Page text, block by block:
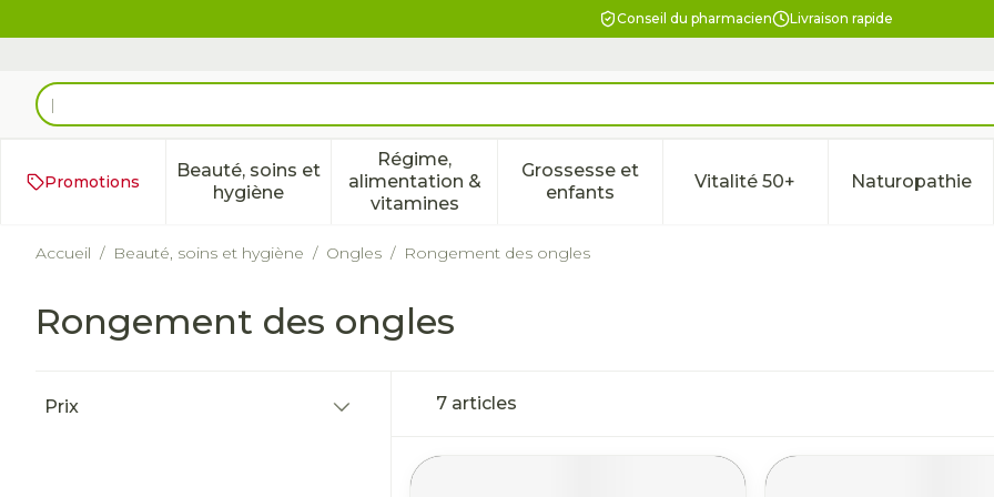
Conseil du pharmacien Livraison rapide
Rechercher
Promotions
Beauté, soins et
hygièneAfficher le sous-menu pour la catégorie Beauté, soins et hygiène
Régime,
alimentation &
vitamines
Afficher le sous-menu pour la catégorie Régime, alimentation &
Grossesse et
enfantsAfficher le sous-menu pour la catégorie
Vitalité 50+Afficher le sous-menu pour
Naturopathie
Afficher
Accueil / Beauté, soins et hygiène / Ongles / Rongement des ongles
Rongement des ongles
Prix
7 articles